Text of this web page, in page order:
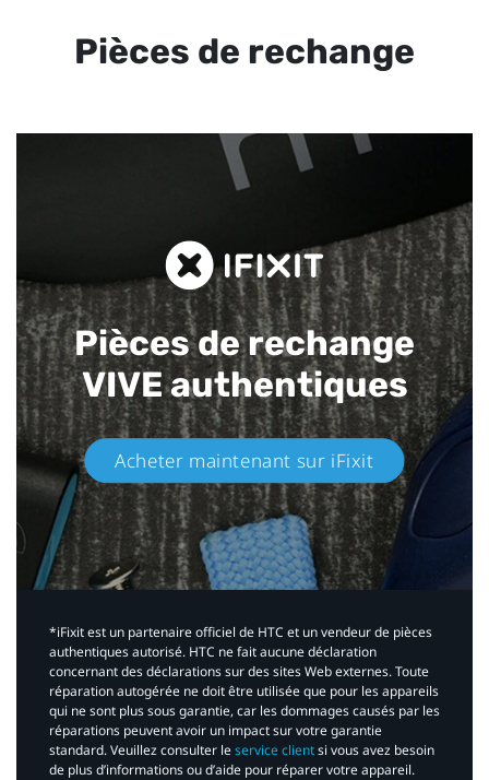
Pièces de rechange
Pièces de rechange
VIVE authentiques​
Acheter maintenant sur iFixit​
*iFixit est un partenaire officiel de HTC et un vendeur de pièces
authentiques autorisé. HTC ne fait aucune déclaration
concernant des déclarations sur des sites Web externes. Toute
réparation autogérée ne doit être utilisée que pour les appareils
qui ne sont plus sous garantie, car les dommages causés par les
réparations peuvent avoir un impact sur votre garantie
standard. Veuillez consulter leservice clientsi vous avez besoin
de plus d’informations ou d’aide pour réparer votre appareil.​